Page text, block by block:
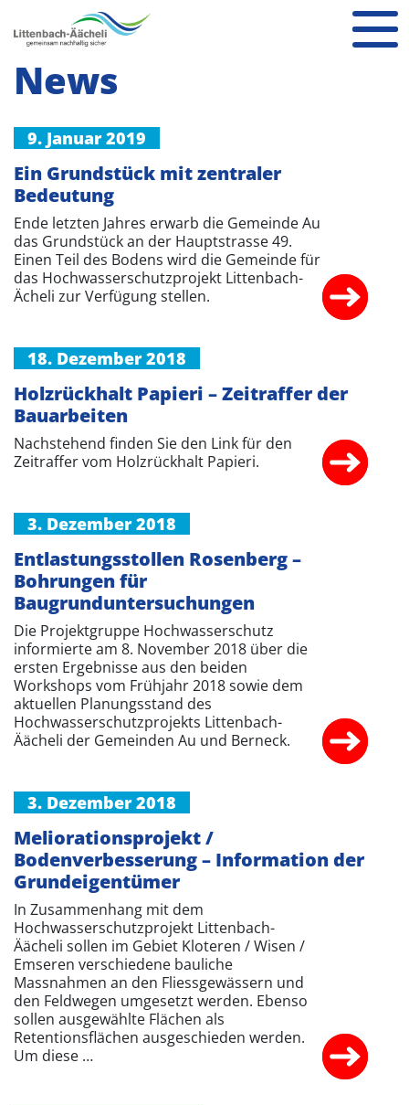
News
9. Januar 2019
Ein Grundstück mit zentraler
Bedeutung
Ende letzten Jahres erwarb die Gemeinde Au
das Grundstück an der Hauptstrasse 49.
Einen Teil des Bodens wird die Gemeinde für
das Hochwasserschutzprojekt Littenbach-
Ächeli zur Verfügung stellen.
18. Dezember 2018
Holzrückhalt Papieri – Zeitraffer der
Bauarbeiten
Nachstehend finden Sie den Link für den
Zeitraffer vom Holzrückhalt Papieri.
3. Dezember 2018
Entlastungsstollen Rosenberg –
Bohrungen für
Baugrunduntersuchungen
Die Projektgruppe Hochwasserschutz
informierte am 8. November 2018 über die
ersten Ergebnisse aus den beiden
Workshops vom Frühjahr 2018 sowie dem
aktuellen Planungsstand des
Hochwasserschutzprojekts Littenbach-
Äächeli der Gemeinden Au und Berneck.
3. Dezember 2018
Meliorationsprojekt /
Bodenverbesserung – Information der
Grundeigentümer
In Zusammenhang mit dem
Hochwasserschutzprojekt Littenbach-
Äächeli sollen im Gebiet Kloteren / Wisen /
Emseren verschiedene bauliche
Massnahmen an den Fliessgewässern und
den Feldwegen umgesetzt werden. Ebenso
sollen ausgewählte Flächen als
Retentionsflächen ausgeschieden werden.
Um diese …